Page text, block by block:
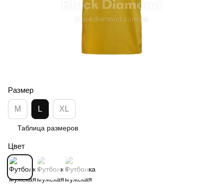
Размер
M L XL
Таблица размеров
Цвет